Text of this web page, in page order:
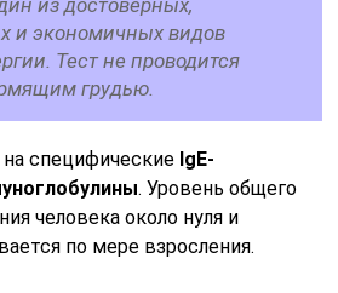
из достоверных,
и экономичных видов
Тест не проводится
грудью.
специфические IgE-
. Уровень общего
человека около нуля и
по мере взросления.